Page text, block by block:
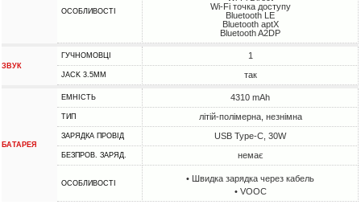
ОСОБЛИВОСТІ
Wi-Fi точка доступу
Bluetooth LE
Bluetooth aptX
Bluetooth A2DP
ЗВУК
ГУЧНОМОВЦІ 1
JACK 3.5MM так
БАТАРЕЯ
ЕМНІСТЬ 4310 mAh
ТИП літій-полімерна, незнімна
ЗАРЯДКА ПРОВІД USB Type-C, 30W
БЕЗПРОВ. ЗАРЯД. немає
ОСОБЛИВОСТІ
• Швидка зарядка через кабель
• VOOC